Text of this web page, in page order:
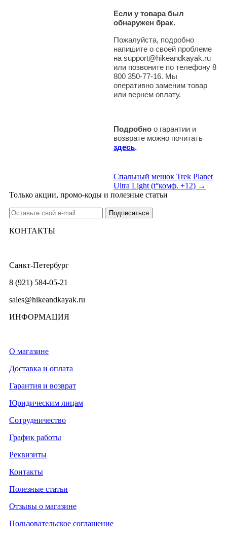
Если у товара был
обнаружен брак.
Пожалуйста, подробно
напишите о своей проблеме
на support@hikeandkayak.ru
или позвоните по телефону 8
800 350-77-16. Мы
оперативно заменим товар
или вернем оплату.
Подробно о гарантии и
возврате можно почитать
здесь.
Спальный мешок Trek Planet
Ultra Light (t°комф. +12) →
Только акции, промо-коды и полезные статьи
КОНТАКТЫ
Санкт-Петербург
8 (921) 584-05-21
sales@hikeandkayak.ru
ИНФОРМАЦИЯ
О магазине
Доставка и оплата
Гарантия и возврат
Юридическим лицам
Сотрудничество
График работы
Реквизиты
Контакты
Полезные статьи
Отзывы о магазине
Пользовательское соглашение